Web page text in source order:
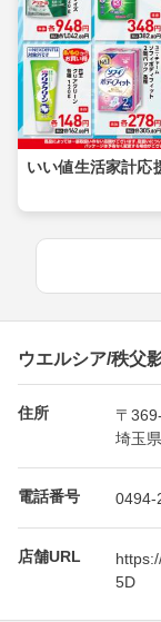
いい値生活家計応
ウエルシア/秩父
住所
〒
埼玉
電話番号 0494-
店舗URL
5D